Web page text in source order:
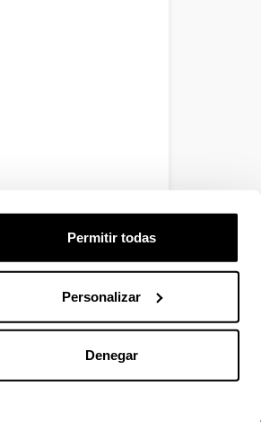
Permitir todas
Personalizar
Denegar